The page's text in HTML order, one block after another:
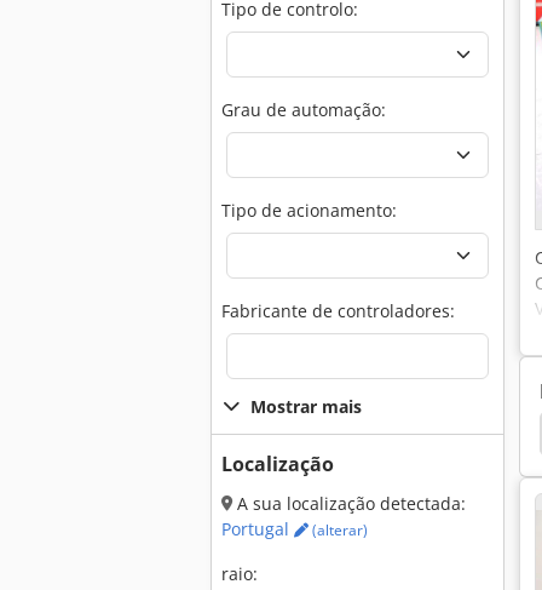
Tipo de controlo:
Grau de automação:
Tipo de acionamento:
Fabricante de controladores:
Mostrar mais
Localização
A sua localização detectada:
Portugal
(alterar)
raio:
Máquina De Dobra Do Rolo 3